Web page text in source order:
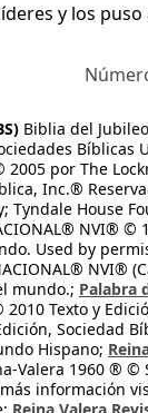
y los
Biblia del
Bíblicas
por The
Inc.®
Tyndale House
NVI® ©
Used by
NVI®
mundo.; Palabra
Texto y
Sociedad
Hispano;
Valera 1960 ® ©
información